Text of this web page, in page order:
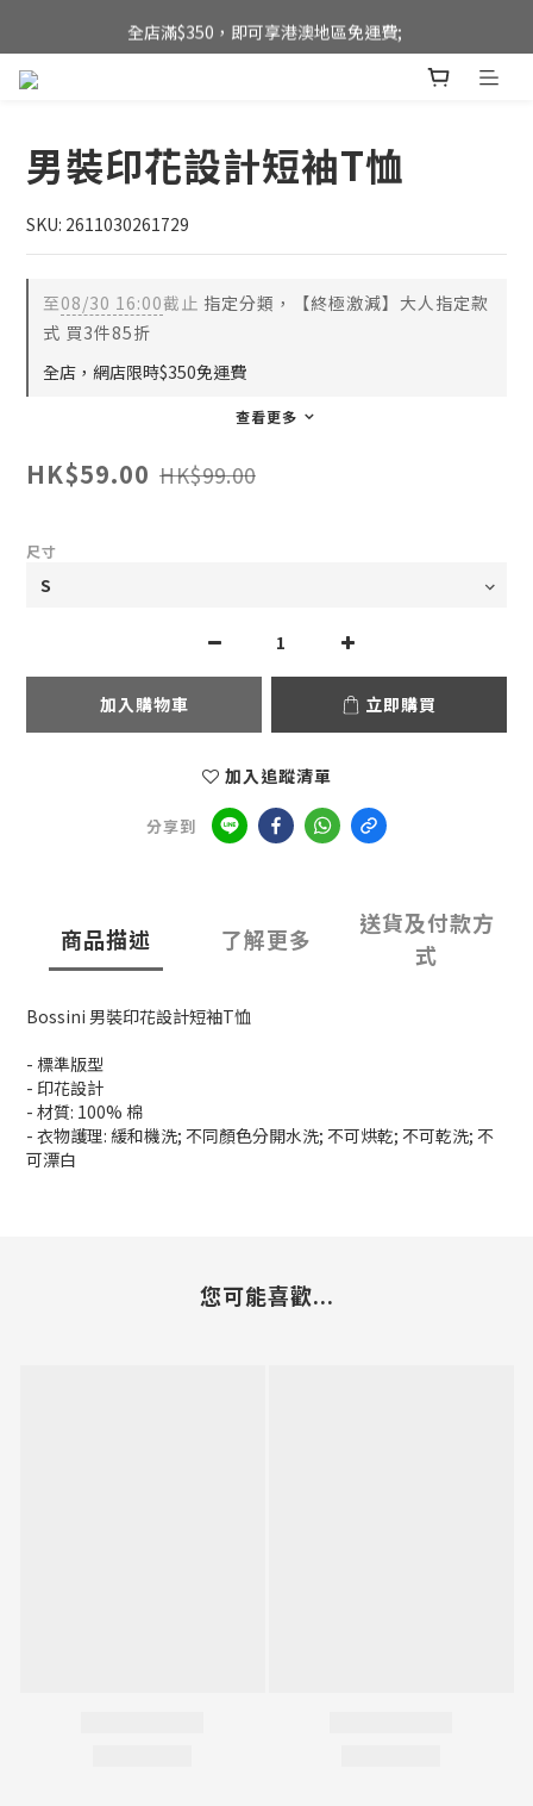
全店滿$350，即可享港澳地區免運費;
全店滿$350，即可享港澳地區免運費;
男裝印花設計短袖T恤
SKU: 2611030261729
至08/30 16:00截止 指定分類，【終極激減】大人指定款
式 買3件85折
全店，網店限時$350免運費
查看更多
HK$59.00 HK$99.00
尺寸
加入購物車 立即購買
加入追蹤清單
分享到
商品描述 了解更多
送貨及付款方
式
Bossini 男裝印花設計短袖T恤
- 標準版型
- 印花設計
- 材質: 100% 棉
- 衣物護理: 緩和機洗; 不同顏色分開水洗; 不可烘乾; 不可乾洗; 不
可漂白
您可能喜歡...